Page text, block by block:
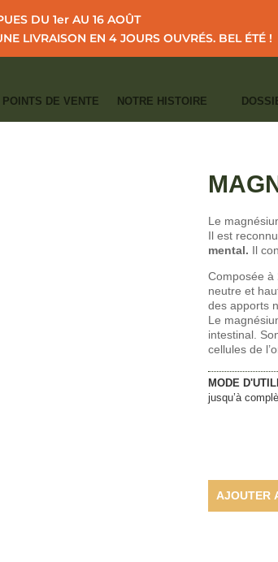
DU 1er AU 16 AOÛT
LIVRAISON EN 4 JOURS OUVRÉS. BEL ÉTÉ !
POINTS DE VENTE NOTRE HISTOIRE
Le
Il est
mental. Il
Composée à
neutre et
des apports
Le
intestinal.
cellules de
MODE
jusqu’à
AJOUTER